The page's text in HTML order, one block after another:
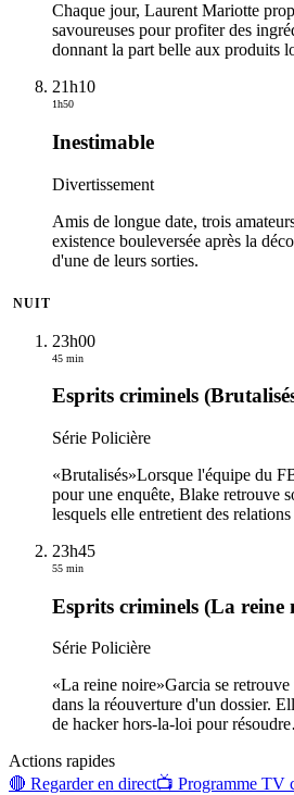
Chaque jour, Laurent Mariotte
savoureuses pour profiter des
donnant la part belle aux produits
21h10
1h50
Inestimable
Divertissement
Amis de longue date, trois
existence bouleversée après la
d'une de leurs sorties.
NUIT
23h00
45 min
Esprits criminels
Série Policière
«Brutalisés»Lorsque l'équipe du
pour une enquête, Blake retrouve
lesquels elle entretient des relations
23h45
55 min
Esprits criminels (La reine
Série Policière
«La reine noire»Garcia se
dans la réouverture d'un dossier.
de hacker hors-la-loi pour résoudre
Actions rapides
🔴 Regarder en direct📺 Programme TV